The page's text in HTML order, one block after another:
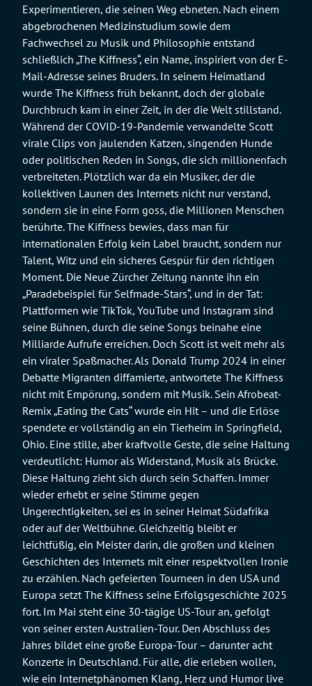
Experimentieren, die seinen Weg ebneten. Nach einem
abgebrochenen Medizinstudium sowie dem
Fachwechsel zu Musik und Philosophie entstand
schließlich „The Kiffness“, ein Name, inspiriert von der E-
Mail-Adresse seines Bruders. In seinem Heimatland
wurde The Kiffness früh bekannt, doch der globale
Durchbruch kam in einer Zeit, in der die Welt stillstand.
Während der COVID-19-Pandemie verwandelte Scott
virale Clips von jaulenden Katzen, singenden Hunde
oder politischen Reden in Songs, die sich millionenfach
verbreiteten. Plötzlich war da ein Musiker, der die
kollektiven Launen des Internets nicht nur verstand,
sondern sie in eine Form goss, die Millionen Menschen
berührte. The Kiffness bewies, dass man für
internationalen Erfolg kein Label braucht, sondern nur
Talent, Witz und ein sicheres Gespür für den richtigen
Moment. Die Neue Zürcher Zeitung nannte ihn ein
„Paradebeispiel für Selfmade-Stars“, und in der Tat:
Plattformen wie TikTok, YouTube und Instagram sind
seine Bühnen, durch die seine Songs beinahe eine
Milliarde Aufrufe erreichen. Doch Scott ist weit mehr als
ein viraler Spaßmacher. Als Donald Trump 2024 in einer
Debatte Migranten diffamierte, antwortete The Kiffness
nicht mit Empörung, sondern mit Musik. Sein Afrobeat-
Remix „Eating the Cats“ wurde ein Hit – und die Erlöse
spendete er vollständig an ein Tierheim in Springfield,
Ohio. Eine stille, aber kraftvolle Geste, die seine Haltung
verdeutlicht: Humor als Widerstand, Musik als Brücke.
Diese Haltung zieht sich durch sein Schaffen. Immer
wieder erhebt er seine Stimme gegen
Ungerechtigkeiten, sei es in seiner Heimat Südafrika
oder auf der Weltbühne. Gleichzeitig bleibt er
leichtfüßig, ein Meister darin, die großen und kleinen
Geschichten des Internets mit einer respektvollen Ironie
zu erzählen. Nach gefeierten Tourneen in den USA und
Europa setzt The Kiffness seine Erfolgsgeschichte 2025
fort. Im Mai steht eine 30-tägige US-Tour an, gefolgt
von seiner ersten Australien-Tour. Den Abschluss des
Jahres bildet eine große Europa-Tour – darunter acht
Konzerte in Deutschland. Für alle, die erleben wollen,
wie ein Internetphänomen Klang, Herz und Humor live